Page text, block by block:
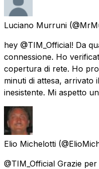
Luciano Murruni
hey @TIM_Official! Da
connessione. Ho
copertura di rete. Ho
minuti di attesa,
inesistente. Mi aspetto
Elio Michelotti
@TIM_Official Grazie